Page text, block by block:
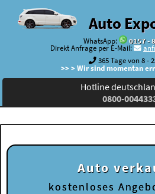
Auto
WhatsApp:
0157 -
Direkt Anfrage per E-Mail:
365 Tage von 8 -
>> > Wir sind momentan
Hotline
0800-
Auto
kostenloses